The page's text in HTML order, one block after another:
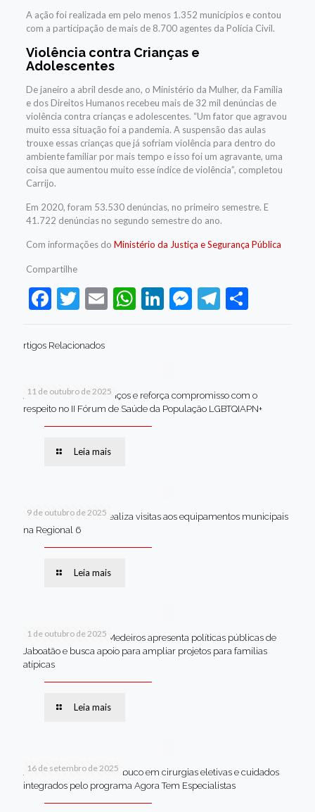
A ação foi realizada em pelo menos 1.352 municípios e contou
com a participação de mais de 8.700 agentes da Polícia Civil.
Violência contra Crianças e
Adolescentes
De janeiro a abril desde ano, o Ministério da Mulher, da Família
e dos Direitos Humanos recebeu mais de 32 mil denúncias de
violência contra crianças e adolescentes. “Um fator que agravou
muito essa situação foi a pandemia. A suspensão das aulas
trouxe essas crianças que já sofriam violência para dentro do
ambiente familiar por mais tempo e isso foi um agravante, uma
coisa que aumentou muito esse índice de violência”, completou
Carrijo.
Em 2020, foram 53.530 denúncias, no primeiro semestre. E
41.722 denúncias no segundo semestre do ano.
Com informações do Ministério da Justiça e Segurança Pública
Compartilhe
Facebook
Twitter
EmailWhatsApp
LinkedIn
Messenger
Telegram
Share
rtigos Relacionados
11 de outubro de 2025
Jaboatão celebra avanços e reforça compromisso com o
respeito no II Fórum de Saúde da População LGBTQIAPN+
Leia mais
9 de outubro de 2025
Van dos secretários realiza visitas aos equipamentos municipais
na Regional 6
Leia mais
1 de outubro de 2025
Em Brasília, Andréa Medeiros apresenta políticas públicas de
Jaboatão e busca apoio para ampliar projetos para famílias
atípicas
Leia mais
16 de setembro de 2025
Jaboatão lidera Pernambuco em cirurgias eletivas e cuidados
integrados pelo programa Agora Tem Especialistas